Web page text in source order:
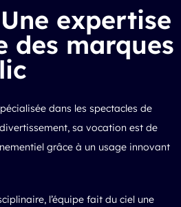
expertise
des marques
dans les spectacles de
sa vocation est de
grâce à un usage innovant
l’équipe fait du ciel une